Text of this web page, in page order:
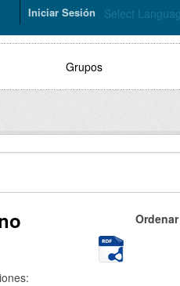
Select
Iniciar Sesión
Grupos